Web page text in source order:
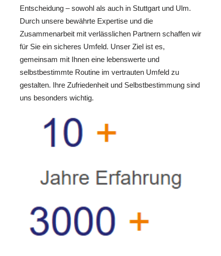
Entscheidung – sowohl als auch in Stuttgart und Ulm.
Durch unsere bewährte Expertise und die
Zusammenarbeit mit verlässlichen Partnern schaffen wir
für Sie ein sicheres Umfeld. Unser Ziel ist es,
gemeinsam mit Ihnen eine lebenswerte und
selbstbestimmte Routine im vertrauten Umfeld zu
gestalten. Ihre Zufriedenheit und Selbstbestimmung sind
uns besonders wichtig.